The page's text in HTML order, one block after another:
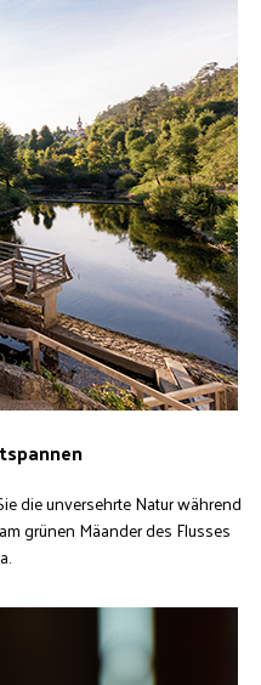
die unversehrte Natur während
grünen Mäander des Flusses